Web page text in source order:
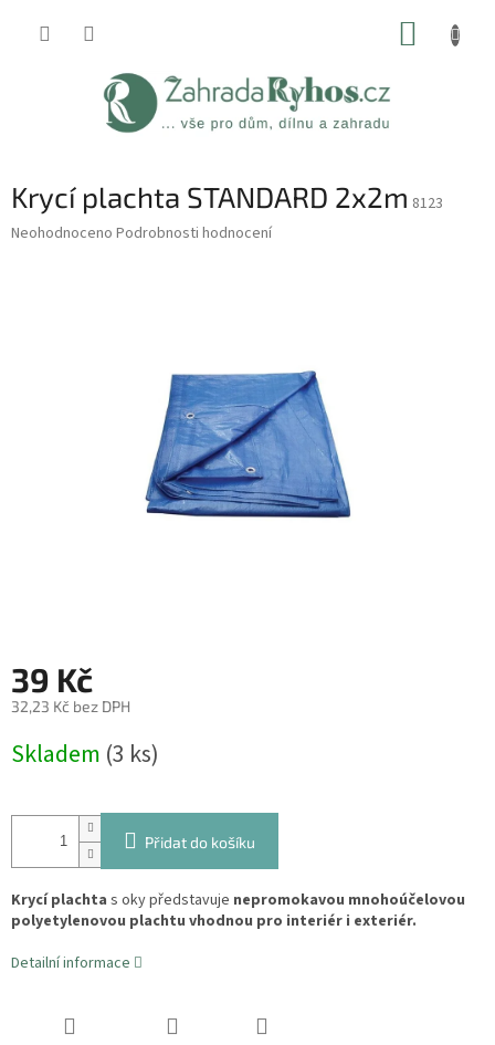
Krycí plachta STANDARD 2x2m 8123
Průměrné
Neohodnoceno Podrobnosti hodnocení
39 Kč
32,23 Kč bez DPH
cena:
Skladem (3 ks)
Přidat do košíku
Krycí plachta s oky představuje nepromokavou mnohoúčelovou
polyetylenovou plachtu vhodnou pro interiér i exteriér.
Detailní informace